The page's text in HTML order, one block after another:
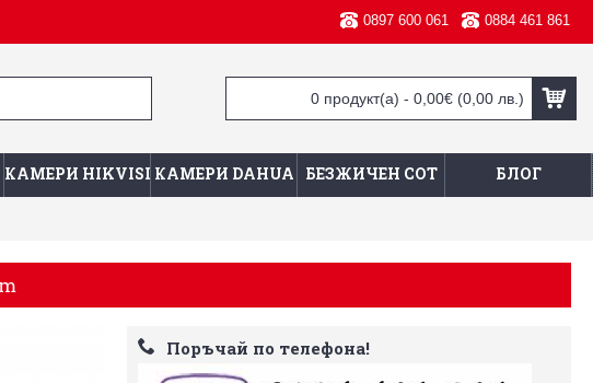
0897 600 061 0884 461 861
0 продукт(а) - 0,00€(0,00 лв.)
КАМЕРИ HIKVISIONКАМЕРИ DAHUA БЕЗЖИЧЕН СОТ БЛОГ
Поръчай по телефона!